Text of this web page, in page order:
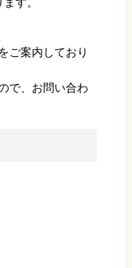
す。
ご案内しており
で、お問い合わ